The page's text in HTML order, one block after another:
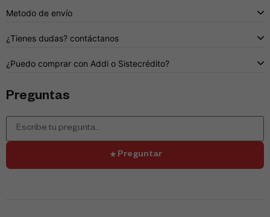
Metodo de envío
¿Tienes dudas? contáctanos
¿Puedo comprar con Addi o Sistecrédito?
Preguntas
Preguntar